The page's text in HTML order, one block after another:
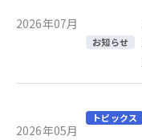
2026年07月
お知らせ
2026年05月
トピックス